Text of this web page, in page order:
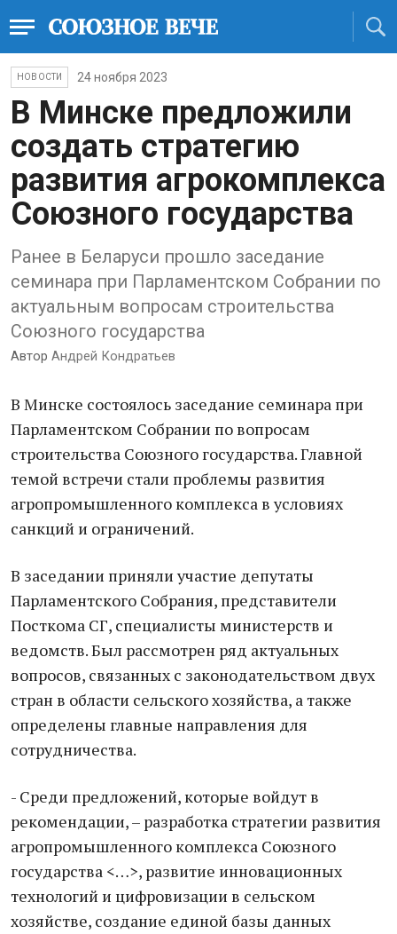
НОВОСТИ 24 ноября 2023
В Минске предложили
создать стратегию
развития агрокомплекса
Союзного государства
Ранее в Беларуси прошло заседание
семинара при Парламентском Собрании по
актуальным вопросам строительства
Союзного государства
Автор Андрей Кондратьев
В Минске состоялось заседание семинара при
Парламентском Собрании по вопросам
строительства Союзного государства. Главной
темой встречи стали проблемы развития
агропромышленного комплекса в условиях
санкций и ограничений.
В заседании приняли участие депутаты
Парламентского Собрания, представители
Посткома СГ, специалисты министерств и
ведомств. Был рассмотрен ряд актуальных
вопросов, связанных с законодательством двух
стран в области сельского хозяйства, а также
определены главные направления для
сотрудничества.
- Среди предложений, которые войдут в
рекомендации, – разработка стратегии развития
агропромышленного комплекса Союзного
государства <…>, развитие инновационных
технологий и цифровизации в сельском
хозяйстве, создание единой базы данных